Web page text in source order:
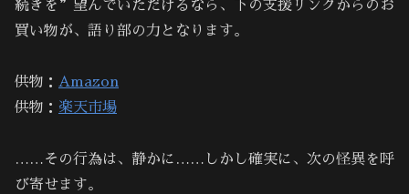
続きを”望んでいただけるなら、下の支援リンクからのお
買い物が、語り部の力となります。
供物： Amazon
供物： 楽天市場
……その行為は、静かに……しかし確実に、次の怪異を呼
び寄せます。